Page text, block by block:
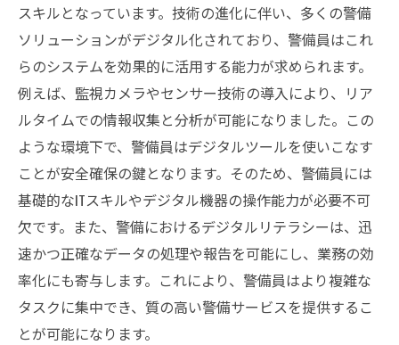
スキルとなっています。技術の進化に伴い、多くの警備
ソリューションがデジタル化されており、警備員はこれ
らのシステムを効果的に活用する能力が求められます。
例えば、監視カメラやセンサー技術の導入により、リア
ルタイムでの情報収集と分析が可能になりました。この
ような環境下で、警備員はデジタルツールを使いこなす
ことが安全確保の鍵となります。そのため、警備員には
基礎的なITスキルやデジタル機器の操作能力が必要不可
欠です。また、警備におけるデジタルリテラシーは、迅
速かつ正確なデータの処理や報告を可能にし、業務の効
率化にも寄与します。これにより、警備員はより複雑な
タスクに集中でき、質の高い警備サービスを提供するこ
とが可能になります。